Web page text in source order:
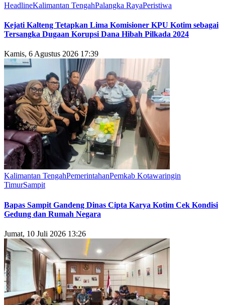
HeadlineKalimantan TengahPalangka RayaPeristiwa
Kejati Kalteng Tetapkan Lima Komisioner KPU Kotim sebagai
Tersangka Dugaan Korupsi Dana Hibah Pilkada 2024
Kamis, 6 Agustus 2026 17:39
Kalimantan TengahPemerintahanPemkab Kotawaringin
TimurSampit
Bapas Sampit Gandeng Dinas Cipta Karya Kotim Cek Kondisi
Gedung dan Rumah Negara
Jumat, 10 Juli 2026 13:26